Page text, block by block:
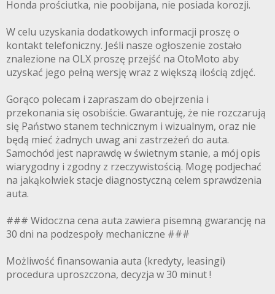
Honda prościutka, nie poobijana, nie posiada korozji.
W celu uzyskania dodatkowych informacji proszę o
kontakt telefoniczny. Jeśli nasze ogłoszenie zostało
znalezione na OLX proszę przejść na OtoMoto aby
uzyskać jego pełną wersję wraz z większą ilością zdjęć.
Gorąco polecam i zapraszam do obejrzenia i
przekonania się osobiście. Gwarantuję, że nie rozczarują
się Państwo stanem technicznym i wizualnym, oraz nie
będą mieć żadnych uwag ani zastrzeżeń do auta.
Samochód jest naprawdę w świetnym stanie, a mój opis
wiarygodny i zgodny z rzeczywistością. Mogę podjechać
na jakąkolwiek stacje diagnostyczną celem sprawdzenia
auta.
### Widoczna cena auta zawiera pisemną gwarancję na
30 dni na podzespoły mechaniczne ###
Możliwość finansowania auta (kredyty, leasingi)
procedura uproszczona, decyzja w 30 minut !